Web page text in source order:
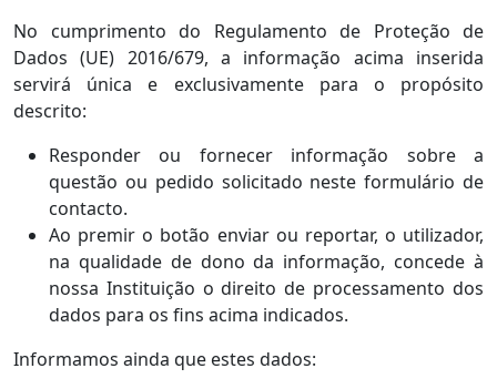
No cumprimento do Regulamento de Proteção de
Dados (UE) 2016/679, a informação acima inserida
servirá única e exclusivamente para o propósito
descrito:
Responder ou fornecer informação sobre a
questão ou pedido solicitado neste formulário de
contacto.
Ao premir o botão enviar ou reportar, o utilizador,
na qualidade de dono da informação, concede à
nossa Instituição o direito de processamento dos
dados para os fins acima indicados.
Informamos ainda que estes dados: